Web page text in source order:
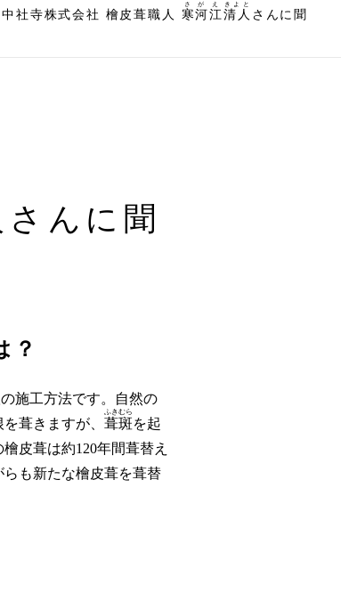
中社寺株式会社 檜皮葺職人 寒河江
さがえ
清人
きよと
さんに聞
さんに聞
？
施工方法です。自然の
葺きますが、 葺斑
ふきむら
を起
皮葺は約120年間葺替え
も新たな檜皮葺を葺替